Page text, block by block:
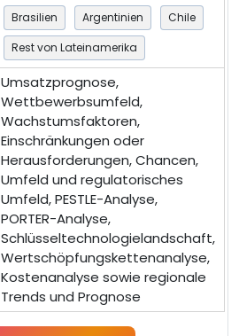
Brasilien Argentinien
Chile
Rest von Lateinamerika
Umsatzprognose,
Wettbewerbsumfeld,
Wachstumsfaktoren,
Einschränkungen oder
Herausforderungen, Chancen,
Umfeld und regulatorisches
Umfeld, PESTLE-Analyse,
PORTER-Analyse,
Schlüsseltechnologielandschaft,
Wertschöpfungskettenanalyse,
Kostenanalyse sowie regionale
Trends und Prognose